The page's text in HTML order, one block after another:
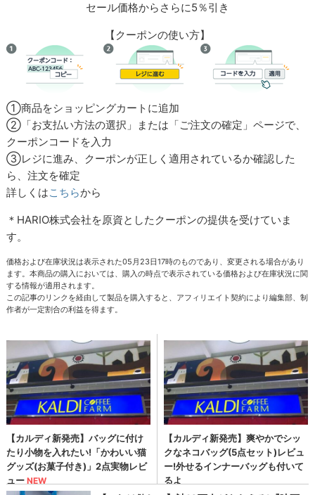
セール価格からさらに5％引き
【クーポンの使い方】
①商品をショッピングカートに追加
②「お支払い方法の選択」または「ご注文の確定」ページで、
クーポンコードを入力
③レジに進み、クーポンが正しく適用されているか確認した
ら、注文を確定
詳しくはこちらから
＊HARIO株式会社を原資としたクーポンの提供を受けていま
す。
価格および在庫状況は表示された05月23日17時のものであり、変更される場合があり
ます。本商品の購入においては、購入の時点で表示されている価格および在庫状況に関
する情報が適用されます。
この記事のリンクを経由して製品を購入すると、アフィリエイト契約により編集部、制
作者が一定割合の利益を得ます。